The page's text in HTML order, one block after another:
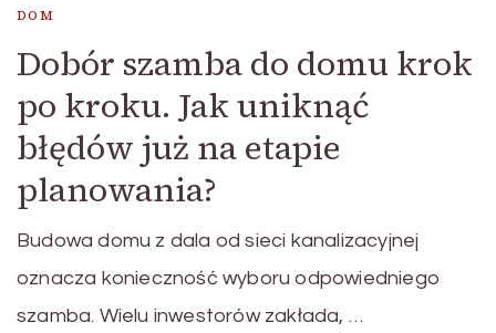
DOM
Dobór szamba do domu krok
po kroku. Jak uniknąć
błędów już na etapie
planowania?
Budowa domu z dala od sieci kanalizacyjnej
oznacza konieczność wyboru odpowiedniego
szamba. Wielu inwestorów zakłada, …